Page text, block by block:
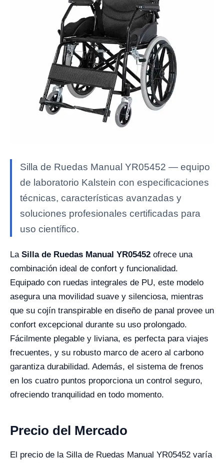
Silla de Ruedas Manual YR05452 — equipo
de laboratorio Kalstein con especificaciones
técnicas, características avanzadas y
soluciones profesionales certificadas para
uso científico.
La Silla de Ruedas Manual YR05452 ofrece una
combinación ideal de confort y funcionalidad.
Equipado con ruedas integrales de PU, este modelo
asegura una movilidad suave y silenciosa, mientras
que su cojín transpirable en diseño de panal provee un
confort excepcional durante su uso prolongado.
Fácilmente plegable y liviana, es perfecta para viajes
frecuentes, y su robusto marco de acero al carbono
garantiza durabilidad. Además, el sistema de frenos
en los cuatro puntos proporciona un control seguro,
ofreciendo tranquilidad en todo momento.
Precio del Mercado
El precio de la Silla de Ruedas Manual YR05452 varía